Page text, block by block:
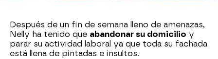
Después de un fin de semana lleno de amenazas,
Nelly ha tenido que abandonar su domicilio y
parar su actividad laboral ya que toda su fachada
está llena de pintadas e insultos.